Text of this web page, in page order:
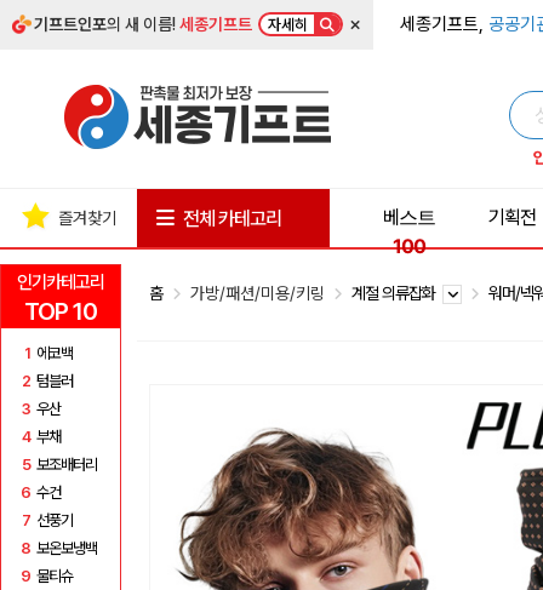
기프트인포의 새 이름!세종기프트 자세히 × 세종기프트, 공공기
인기카테고리
TOP 10
1 에코백
2 텀블러
3 우산
4 부채
5 보조배터리
6 수건
7 선풍기
8 보온보냉백
9 물티슈
즐겨찾기 전체 카테고리
베스트
100
기획전
홈 가방/패션/미용/키링 계절 의류잡화 워머/넥